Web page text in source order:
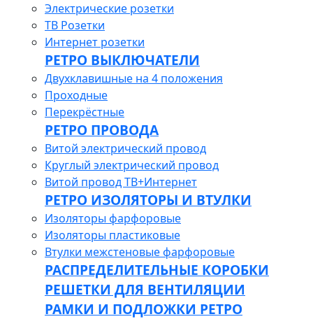
Электрические розетки
ТВ Розетки
Интернет розетки
РЕТРО ВЫКЛЮЧАТЕЛИ
Двухклавишные на 4 положения
Проходные
Перекрёстные
РЕТРО ПРОВОДА
Витой электрический провод
Круглый электрический провод
Витой провод ТВ+Интернет
РЕТРО ИЗОЛЯТОРЫ И ВТУЛКИ
Изоляторы фарфоровые
Изоляторы пластиковые
Втулки межстеновые фарфоровые
РАСПРЕДЕЛИТЕЛЬНЫЕ КОРОБКИ
РЕШЕТКИ ДЛЯ ВЕНТИЛЯЦИИ
РАМКИ И ПОДЛОЖКИ РЕТРО